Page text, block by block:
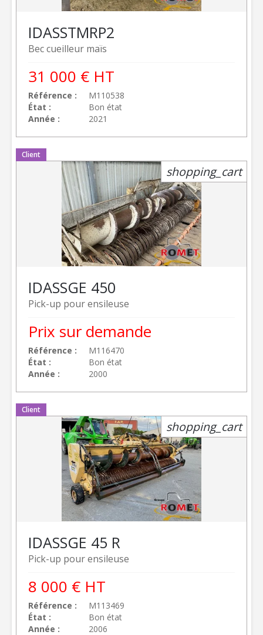
Bec cueilleur maïs
IDASSTMRP2
Référence
M110538
État
Bon état
Année
2021
31 000 € HT
Client
Pick-up pour ensileuse
IDASSGE 450
Référence
M116470
État
Bon état
Année
2000
Prix sur demande
shopping_cart
Client
Pick-up pour ensileuse
IDASSGE 45 R
Référence
M113469
État
Bon état
Année
2006
8 000 € HT
shopping_cart